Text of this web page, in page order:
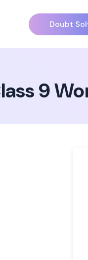
Doubt
9